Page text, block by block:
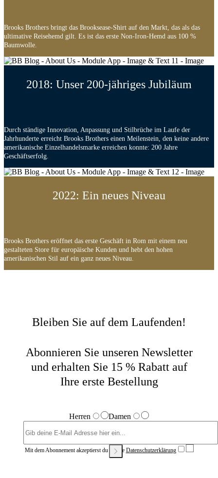
Brooks Brothers bringt das Brooksease-Shirt auf den Markt, das als das
ultimative Reisehemd gilt. Es ist das erste Non-Iron-Hemd aus 100 %
Baumwolle.
2018: Unser 200-jähriges Jubiläum
Durch ständige Innovation, Anpassung und Stilbrüche im Laufe der
Jahrhunderte erreicht Brooks Brothers einen Meilenstein, den keine andere
amerikanische Einzelhandelsmarke erreichen konnte: 200 Jahre
Geschäftserfolg.
2022: Ein neues Niveau
Brooks Brothers eröffnet das erste Geschäft in Rom mit einem neu
gestalteten Store für europäische Kunden und hebt den hohen
amerikanischen Stil auf ein ganz neues Niveau.
Bleiben Sie auf dem Laufenden!
Abonnieren Sie unseren Newsletter
und erhalten Sie 15 % Rabatt auf
Ihre erste Bestellung
Herren Damen
Mit dem Abonnement akzeptierst du unsere Datenschutzerklärung